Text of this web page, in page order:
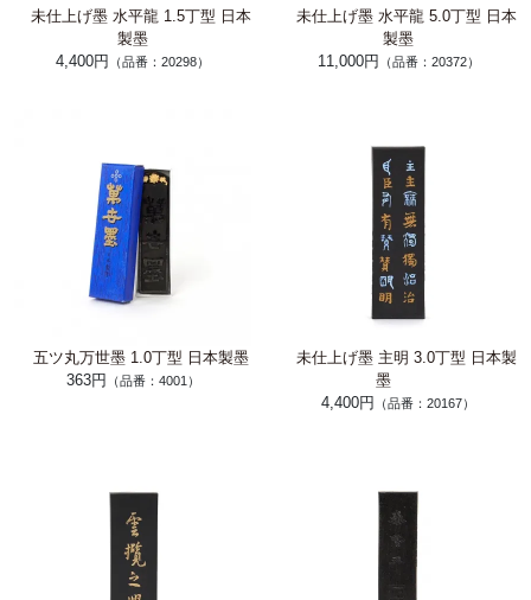
未仕上げ墨 水平龍 1.5丁型 日本
製墨
4,400円
（品番：20298）
未仕上げ墨 水平龍 5.0丁型 日本
製墨
11,000円
（品番：20372）
五ツ丸万世墨 1.0丁型 日本製墨
363円
（品番：4001）
未仕上げ墨 主明 3.0丁型 日本製
墨
4,400円
（品番：20167）